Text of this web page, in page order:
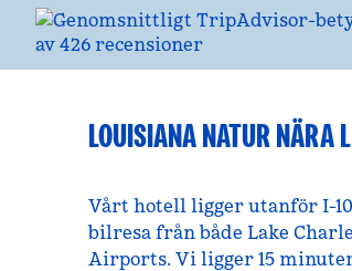
LOUISIANA NATUR NÄRA
Vårt hotell ligger utanför I-
bilresa från både Lake
Airports. Vi ligger 15